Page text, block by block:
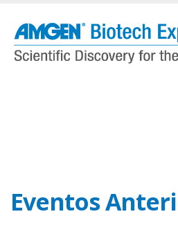
para
conteúdo
Eventos